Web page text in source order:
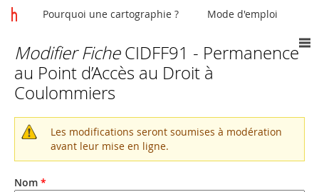
Vous
êtes
ici
Modifier FicheCIDFF91 - Permanence
au Point d’Accès au Droit à
Coulommiers
Message
d'avertissement
Les modifications seront soumises à modération
avant leur mise en ligne.
Nom *
Pourquoi une cartographie ? Mode d'emploi